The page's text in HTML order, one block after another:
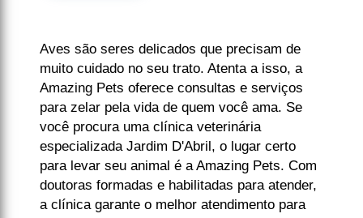
Aves são seres delicados que precisam de
muito cuidado no seu trato. Atenta a isso, a
Amazing Pets oferece consultas e serviços
para zelar pela vida de quem você ama. Se
você procura uma clínica veterinária
especializada Jardim D'Abril, o lugar certo
para levar seu animal é a Amazing Pets. Com
doutoras formadas e habilitadas para atender,
a clínica garante o melhor atendimento para